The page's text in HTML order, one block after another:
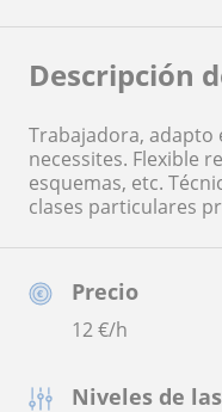
Precio
12€/h
Niveles de
Descripción
Trabajadora, adapto
necessites. Flexible
esquemas, etc.
clases particulares